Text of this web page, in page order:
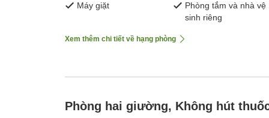
Máy giặt
Phòng tắm và nhà vệ
sinh riêng
Xem thêm chi tiết về hạng phòng
Phòng hai giường, Không hút